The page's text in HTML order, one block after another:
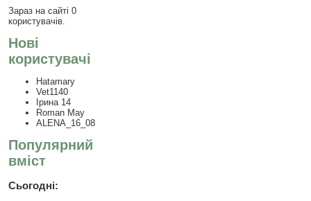
Зараз на сайті 0
користувачів.
Нові
користувачі
Hatamary
Vet1140
Ірина 14
Roman May
ALENA_16_08
Популярний
вміст
Сьогодні: